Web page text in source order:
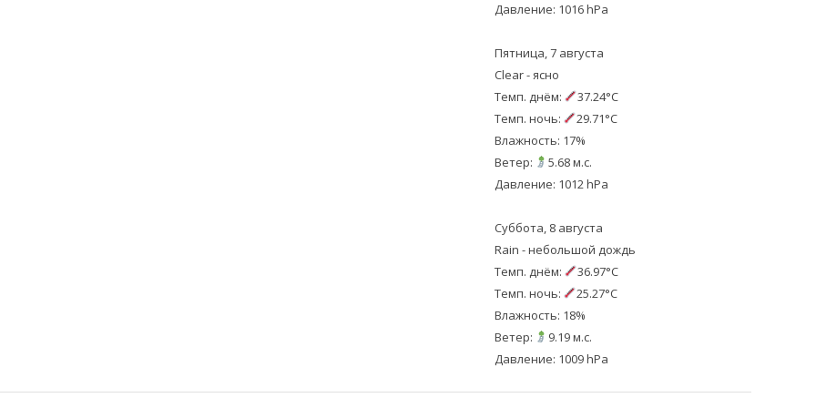
Давление: 1016 hPa
Пятница, 7 августа
Clear - ясно
Темп. днём:
37.24°C
Темп. ночь:
29.71°C
Влажность: 17%
Ветер:
5.68 м.с.
Давление: 1012 hPa
Суббота, 8 августа
Rain - небольшой дождь
Темп. днём:
36.97°C
Темп. ночь:
25.27°C
Влажность: 18%
Ветер:
9.19 м.с.
Давление: 1009 hPa